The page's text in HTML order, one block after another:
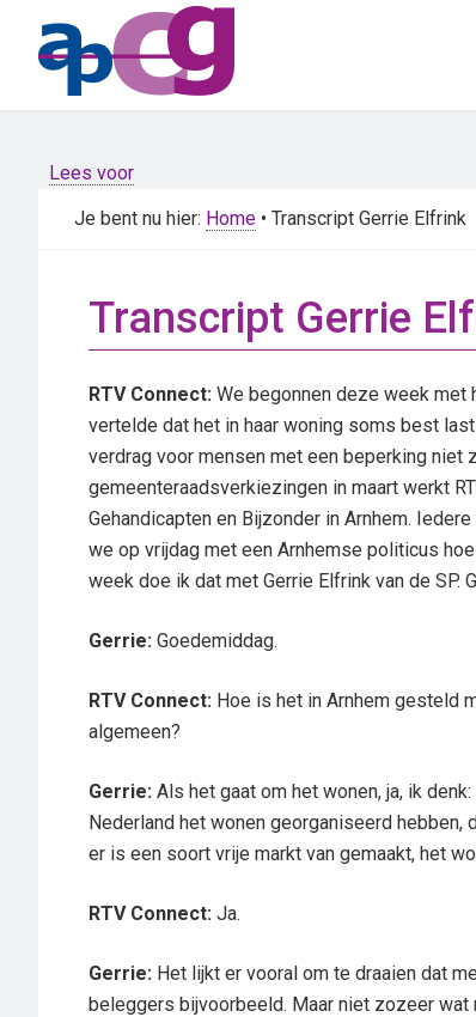
to
main
to
primary
Lees voor
Je bent nu hier: Home • Transcript Gerrie Elfrink
Transcript Gerrie
RTV Connect: We begonnen deze week met
vertelde dat het in haar woning soms best
verdrag voor mensen met een beperking niet
gemeenteraadsverkiezingen in maart werkt
Gehandicapten en Bijzonder in Arnhem.
we op vrijdag met een Arnhemse politicus
week doe ik dat met Gerrie Elfrink van de SP.
Gerrie: Goedemiddag.
RTV Connect: Hoe is het in Arnhem gesteld
algemeen?
Gerrie: Als het gaat om het wonen, ja, ik
Nederland het wonen georganiseerd
er is een soort vrije markt van gemaakt, het
RTV Connect: Ja.
Gerrie: Het lijkt er vooral om te draaien dat
beleggers bijvoorbeeld. Maar niet zozeer wat